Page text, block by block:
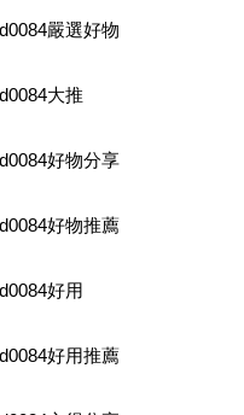
嚴選好物
大推
好物分享
好物推薦
好用
好用推薦